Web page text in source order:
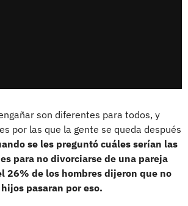
son diferentes para todos, y
por las que la gente se queda después
se les preguntó cuáles serían las
para no divorciarse de una pareja
26% de los hombres dijeron que no
pasaran por eso.